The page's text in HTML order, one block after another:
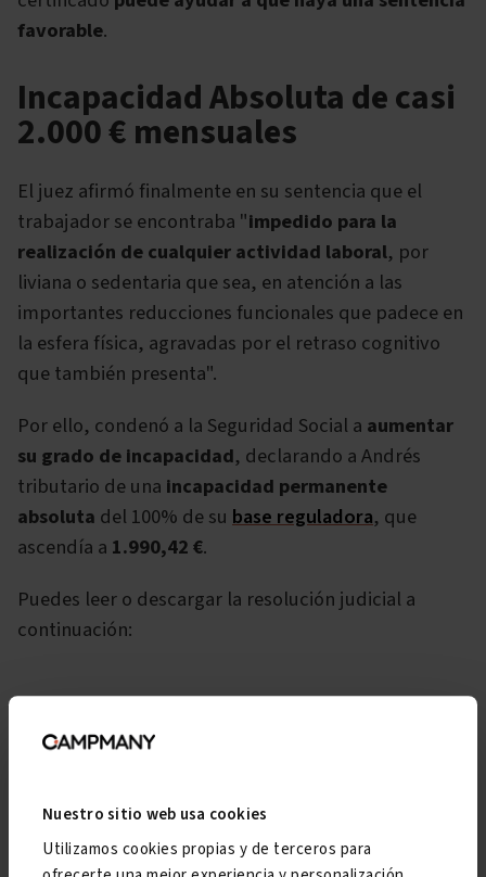
Nuestro sitio web usa cookies
Utilizamos cookies propias y de terceros para
favorable.
Incapacidad Absoluta de casi
2.000 € mensuales
El juez afirmó finalmente en su sentencia que el
trabajador se encontraba "impedido para la
realización de cualquier actividad laboral, por
liviana o sedentaria que sea, en atención a las
importantes reducciones funcionales que padece en
la esfera física, agravadas por el retraso cognitivo
que también presenta".
Por ello, condenó a la Seguridad Social a aumentar
su grado de incapacidad, declarando a Andrés
tributario de una incapacidad permanente
absoluta del 100% de su base reguladora, que
ascendía a 1.990,42 €.
Puedes leer o descargar la resolución judicial a
continuación: